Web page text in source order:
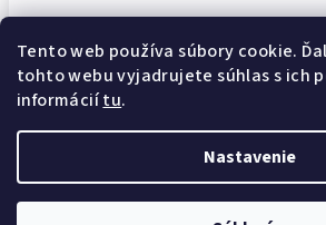
Tento web používa súbory cookie.
tohto webu vyjadrujete súhlas s ich
informáciítu.
Nastavenie
Doručenie do 2